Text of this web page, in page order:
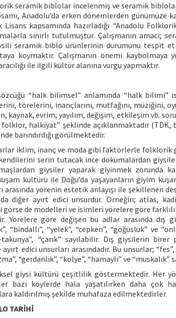
seramik biblolar incelenmiş ve seramik
Anadolu’da erken dönemlerden
kapsamında hazırladığı “Anadolu
sınırlı tutulmuştur. Çalışmanın amacı;
seramik biblo ürünlerinin durumunu tespit
koymaktır. Çalışmanın önemi
ile ilgili kültür alanına vurgu yapmaktır.
“halk bilimsel” anlamında “halk bilimi”
törelerini, inançlarını, mutfağını, müziğini,
evrim, yayılım, değişim, etkileşim vb.
folklor, halkiyat” şeklinde açıklanmaktadır
barındırdığı görülmektedir.
iklim, inanç ve moda gibi faktörlerle folklorik
serin tutacak ince dokumalardan
giysiler yaparak giyinmek zorunda
kültürü ile Doğu’da yaşayanların giyim
arasında yörenin estetik anlayışı ile şekillenen
da diğer ayırt edici unsurdur. Örneğin; atlas,
de modelleri ve isimleri yörelere göre
göre değişen bu adlar arasında dış
“bindallı”, “yelek”, “cepken”, “göğüslük” ve
takunya”, “çarık” sayılabilir. Dış giysilerin
edici unsurları arasındadır. Bu unsurlar;
“gerdanlık”, “kolye”, “hamaylı” ve
giysi kültürü çeşitlilik göstermektedir. Her
bazı köylerde hala yaşatılırken daha çok
kaldırılmış şekilde muhafaza edilmektedirler.
TARİHİ